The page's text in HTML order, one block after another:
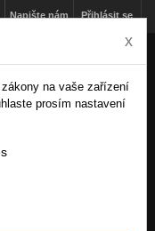
Přihlásit se
Napište nám
x
na vaše zařízení
prosím nastavení